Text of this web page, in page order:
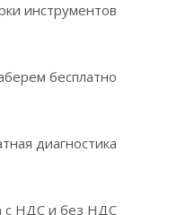
инструментов
бесплатно
диагностика
с НДС и без НДС